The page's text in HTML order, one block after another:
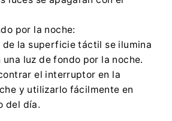
por la noche:
de la superficie táctil se ilumina
luz de fondo por la noche.
el interruptor en la
y utilizarlo fácilmente en
del día.